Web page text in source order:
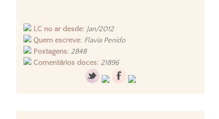
LC no ar desde: Jan/2012
Quem escreve: Flavia Penido
Postagens: 2848
Comentários doces: 21896